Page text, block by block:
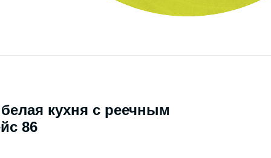
кухня с реечным
86